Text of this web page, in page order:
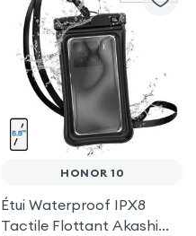
HONOR 10
Étui Waterproof IPX8
Tactile Flottant Akashi